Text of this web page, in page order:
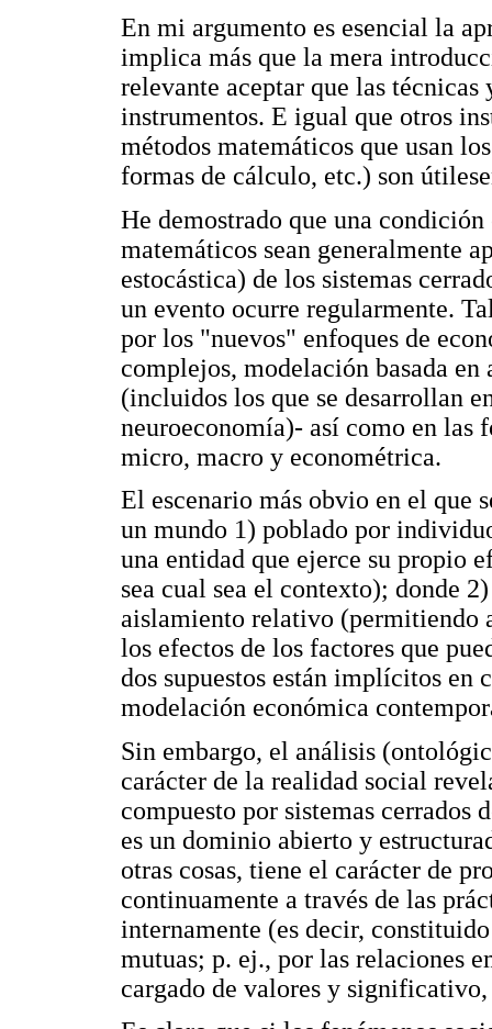
En mi argumento es esencial la
implica más que la mera
relevante aceptar que las
instrumentos. E igual que otros
métodos matemáticos que usan
formas de cálculo, etc.) son
He demostrado que una
matemáticos sean generalmente
estocástica) de los sistemas
un evento ocurre regularmente.
por los "nuevos" enfoques de
complejos, modelación basada
(incluidos los que se desarrollan
neuroeconomía)- así como en las
micro, macro y econométrica.
El escenario más obvio en el que
un mundo 1) poblado por
una entidad que ejerce su propio
sea cual sea el contexto); donde
aislamiento relativo (permitiendo
los efectos de los factores que
dos supuestos están implícitos en
modelación económica
Sin embargo, el análisis
carácter de la realidad social
compuesto por sistemas cerrados
es un dominio abierto y
otras cosas, tiene el carácter de
continuamente a través de las
internamente (es decir,
mutuas; p. ej., por las relaciones
cargado de valores y